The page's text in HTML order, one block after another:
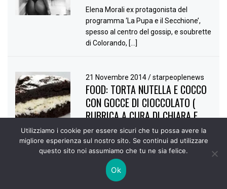
Elena Morali ex protagonista del
programma ‘La Pupa e il Secchione’,
spesso al centro del gossip, e soubrette
di Colorando, […]
21 Novembre 2014/ starpeoplenews
FOOD: TORTA NUTELLA E COCCO
CON GOCCE DI CIOCCOLATO (
RUBRICA A CURA DI CHIARA E
GLORIA PISCEDDA )
Buongiorno amici Pasticceri
oggi vi
propongo una torta golosissima e a cui
non si potrà fare a meno di […]
Utilizziamo i cookie per essere sicuri che tu possa avere la
migliore esperienza sul nostro sito. Se continui ad utilizzare
questo sito noi assumiamo che tu ne sia felice.
Ok